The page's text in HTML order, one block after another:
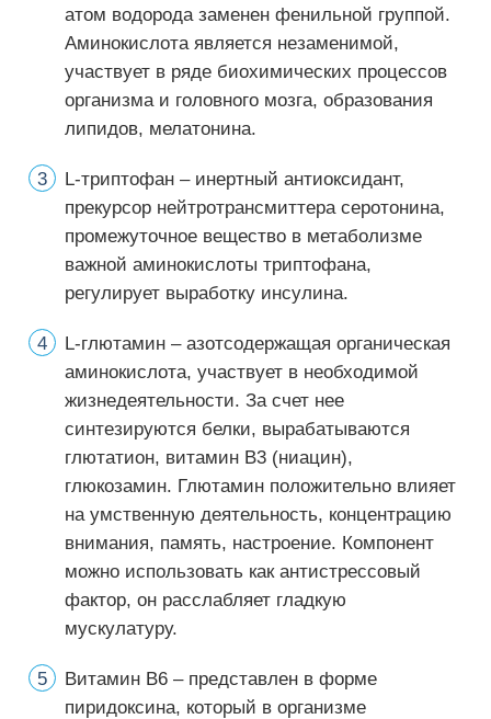
атом водорода заменен фенильной группой.
Аминокислота является незаменимой,
участвует в ряде биохимических процессов
организма и головного мозга, образования
липидов, мелатонина.
L-триптофан – инертный антиоксидант,
прекурсор нейтротрансмиттера серотонина,
промежуточное вещество в метаболизме
важной аминокислоты триптофана,
регулирует выработку инсулина.
L-глютамин – азотсодержащая органическая
аминокислота, участвует в необходимой
жизнедеятельности. За счет нее
синтезируются белки, вырабатываются
глютатион, витамин В3 (ниацин),
глюкозамин. Глютамин положительно влияет
на умственную деятельность, концентрацию
внимания, память, настроение. Компонент
можно использовать как антистрессовый
фактор, он расслабляет гладкую
мускулатуру.
Витамин В6 – представлен в форме
пиридоксина, который в организме